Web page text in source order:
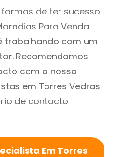
de ter sucesso
Para Venda
trabalhando com um
Recomendamos
com a nossa
em Torres Vedras
de contacto
Em Torres